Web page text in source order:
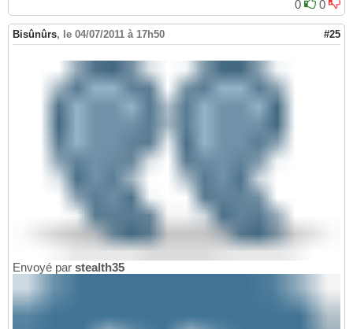
0 0
Bisûnûrs, le 04/07/2011 à 17h50 #25
Envoyé par stealth35